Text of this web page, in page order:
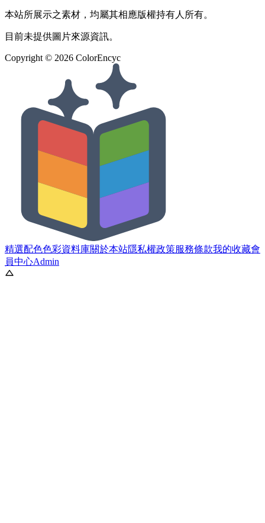
本站所展示之素材，均屬其相應版權持有人所有。
目前未提供圖片來源資訊。
Copyright © 2026 ColorEncyc
精選配色色彩資料庫關於本站隱私權政策服務條款我的收藏會
員中心Admin